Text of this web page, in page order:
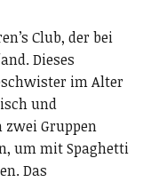
Club, der bei
Dieses
im Alter
und
Gruppen
um mit Spaghetti
Das